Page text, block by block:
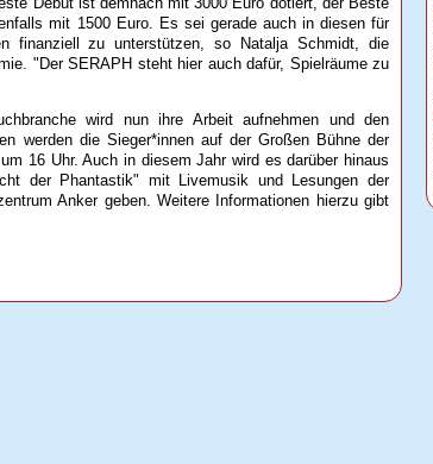
mit 1500 Euro. Es sei gerade auch in diesen für
finanziell zu unterstützen, so Natalja Schmidt, die
"Der SERAPH steht hier auch dafür, Spielräume zu
wird nun ihre Arbeit aufnehmen und den
werden die Sieger*innen auf der Großen Bühne der
16 Uhr. Auch in diesem Jahr wird es darüber hinaus
der Phantastik" mit Livemusik und Lesungen der
Anker geben. Weitere Informationen hierzu gibt